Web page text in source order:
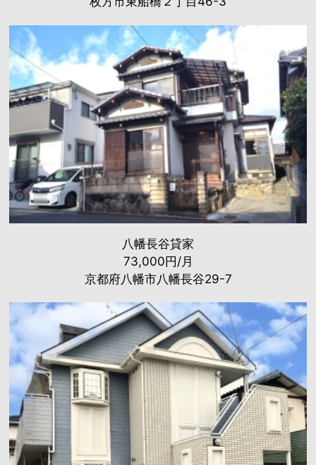
八幡長谷貸家
73,000円/月
京都府八幡市八幡長谷29-7